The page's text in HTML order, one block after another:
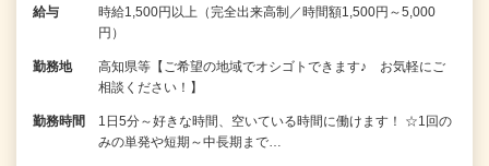
給与
時給1,500円以上（完全出来高制／時間額1,500円～5,000
円）
勤務地
高知県等【ご希望の地域でオシゴトできます♪ お気軽にご
相談ください！】
勤務時間
1日5分～好きな時間、空いている時間に働けます！ ☆1回の
みの単発や短期～中長期まで…